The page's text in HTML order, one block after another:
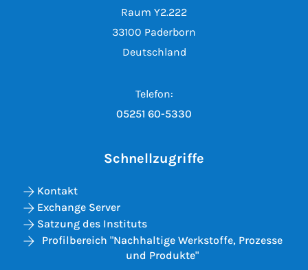
Raum Y2.222
33100 Paderborn
Deutschland
Telefon:
05251 60-5330
Schnellzugriffe
Kontakt
Exchange Server
Satzung des Instituts
Profilbereich "Nachhaltige Werkstoffe, Prozesse
und Produkte"